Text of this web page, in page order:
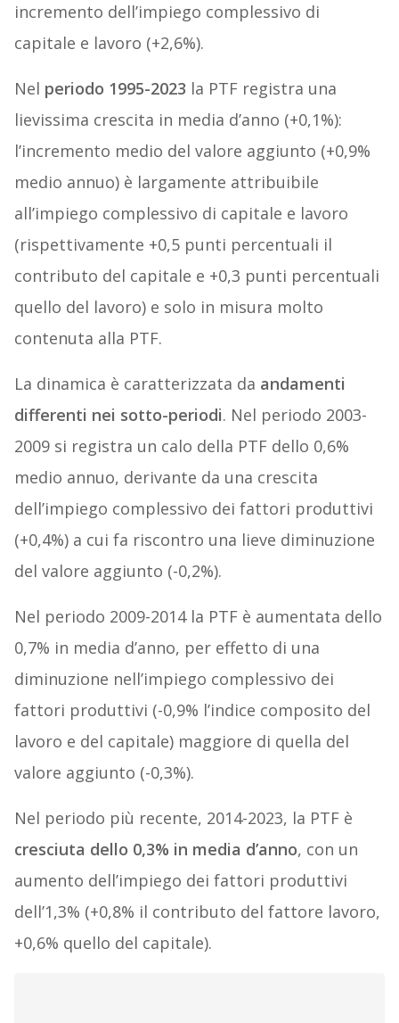
incremento dell’impiego complessivo di
capitale e lavoro (+2,6%).
Nel periodo 1995-2023 la PTF registra una
lievissima crescita in media d’anno (+0,1%):
l’incremento medio del valore aggiunto (+0,9%
medio annuo) è largamente attribuibile
all’impiego complessivo di capitale e lavoro
(rispettivamente +0,5 punti percentuali il
contributo del capitale e +0,3 punti percentuali
quello del lavoro) e solo in misura molto
contenuta alla PTF.
La dinamica è caratterizzata da andamenti
differenti nei sotto-periodi. Nel periodo 2003-
2009 si registra un calo della PTF dello 0,6%
medio annuo, derivante da una crescita
dell’impiego complessivo dei fattori produttivi
(+0,4%) a cui fa riscontro una lieve diminuzione
del valore aggiunto (-0,2%).
Nel periodo 2009-2014 la PTF è aumentata dello
0,7% in media d’anno, per effetto di una
diminuzione nell’impiego complessivo dei
fattori produttivi (-0,9% l’indice composito del
lavoro e del capitale) maggiore di quella del
valore aggiunto (-0,3%).
Nel periodo più recente, 2014-2023, la PTF è
cresciuta dello 0,3% in media d’anno, con un
aumento dell’impiego dei fattori produttivi
dell’1,3% (+0,8% il contributo del fattore lavoro,
+0,6% quello del capitale).